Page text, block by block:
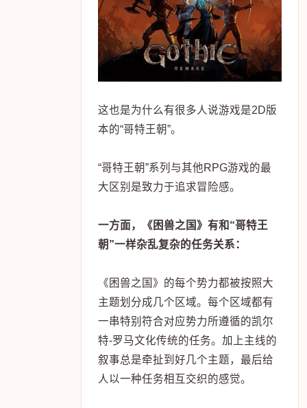
这也是为什么有很多人说游戏是2D版
本的“哥特王朝”。
“哥特王朝”系列与其他RPG游戏的最
大区别是致力于追求冒险感。
一方面，《困兽之国》有和“哥特王
朝”一样杂乱复杂的任务关系：
《困兽之国》的每个势力都被按照大
主题划分成几个区域。每个区域都有
一串特别符合对应势力所遵循的凯尔
特-罗马文化传统的任务。加上主线的
叙事总是牵扯到好几个主题，最后给
人以一种任务相互交织的感觉。